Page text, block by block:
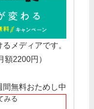
メディアです。
額2200円）
間無料おためし中
みる